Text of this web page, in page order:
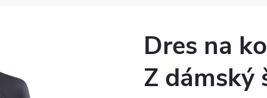
Dres na
Z dámský